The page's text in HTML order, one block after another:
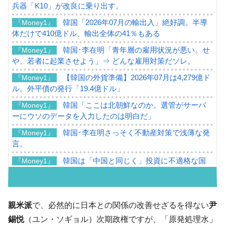
兵器「K10」が改良に乗り出す。
『Money1』
韓国「2026年07月の輸出入」絶好調。半導
体だけで410億ドル、輸出全体の41％もある
『Money1』
韓国･李在明「青年層の雇用状況が悪い。せ
や、若者に起業させよう」⇒ どんな雇用対策だソレ。
『Money1』
【韓国の外貨準備】2026年07月は4,279億ド
ル。外平債の発行「19.4億ドル」
『Money1』
韓国「ここは北朝鮮なのか。選管がサーバ
ーにウソのデータを入力したのは明白だ」
『Money1』
韓国･李在明さっそく不動産対策で浅薄な発
言。
『Money1』
韓国は「中国と同じく」投資に不適格な国
『Money1』
『韓国銀行』が「金の保有量を増やしま
す」⇒「金を経由するドル入手」手段ではないのか？
『Money1』
韓国･外為取引量「1日当たり1,214.4億ド
親米派で、必然的に日本との関係の改善せざるを得ない尹
錫悦（ユン・ソギョル）次期政権ですが、「原発処理水」